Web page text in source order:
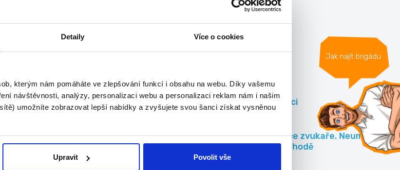
Detaily Více o cookies
kterým nám pomáháte ve zlepšování funkcí i obsahu na webu. Díky vašemu
návštěvnosti, analýzy, personalizaci webu a personalizaci reklam nám i našim
umožníte zobrazovat lepší nabídky a zvyšujete svou šanci získat vysněnou
Upravit Povolit vše
Jak najít brigádu
prostory -
Andulka services s.r.o.
CELÉ ČR
Všechny články »
Zvířata v práci
Náročná práce zvukaře. Neumíte
zpívat?.. v pohodě